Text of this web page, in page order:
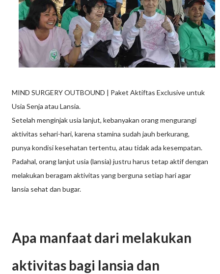
MIND SURGERY OUTBOUND | Paket Aktiftas Exclusive untuk
Usia Senja atau Lansia.
Setelah menginjak usia lanjut, kebanyakan orang mengurangi
aktivitas sehari-hari, karena stamina sudah jauh berkurang,
punya kondisi kesehatan tertentu, atau tidak ada kesempatan.
Padahal, orang lanjut usia (lansia) justru harus tetap aktif dengan
melakukan beragam aktivitas yang berguna setiap hari agar
lansia sehat dan bugar.
Apa manfaat dari melakukan
aktivitas bagi lansia dan